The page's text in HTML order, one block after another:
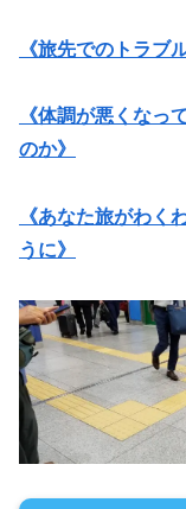
《旅先でのトラブ
《体調が悪くなっ
のか》
《あなた旅がわく
うに》